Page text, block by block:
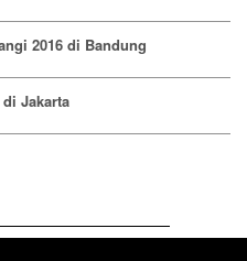
2016 di Bandung
Jakarta